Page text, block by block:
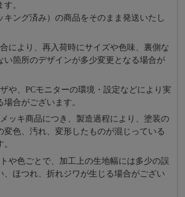
。
ング済み）の商品をそのまま発送いたし
により、再⼊荷時にサイズや⾊味、裏側な
い箇所のデザインが多少変更となる場合が
や、PCモニターの環境・設定などにより実
場合がございます。
ッキ商品につき、製造過程により、塗装の
変色、汚れ、変形したものが混じっている
や色ごとで、加工上の生地幅には多少の誤
、ほつれ、折れジワが生じる場合がござい